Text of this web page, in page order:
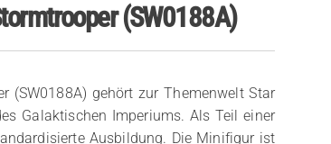
(SW0188A)
(SW0188A) gehört zur Themenwelt Star
Galaktischen Imperiums. Als Teil einer
Ausbildung. Die Minifigur ist